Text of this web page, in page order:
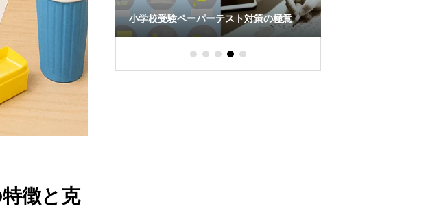
徴と克
小学校受験のえし
小学校受験ペーパーテスト対策の極意